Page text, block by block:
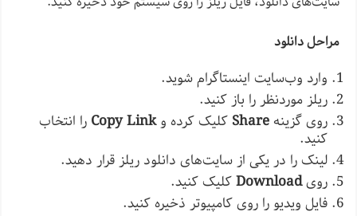
مراحل دانلود
وارد وب‌سایت اینستاگرام شوید.
ریلز موردنظر را باز کنید.
روی گزینهShareکلیک کرده وCopy Link را انتخاب
کنید.
لینک را در یکی از سایت‌های دانلود ریلز قرار دهید.
رویDownloadکلیک کنید.
فایل ویدیو را روی کامپیوتر ذخیره کنید.